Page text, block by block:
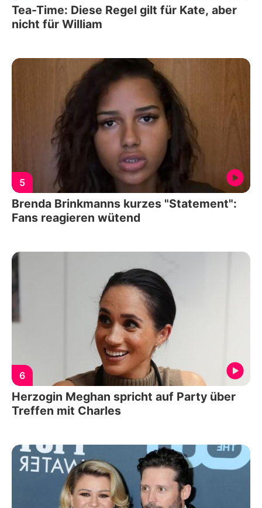
Tea-Time: Diese Regel gilt für Kate, aber
nicht für William
5
Brenda Brinkmanns kurzes "Statement":
Fans reagieren wütend
6
Herzogin Meghan spricht auf Party über
Treffen mit Charles